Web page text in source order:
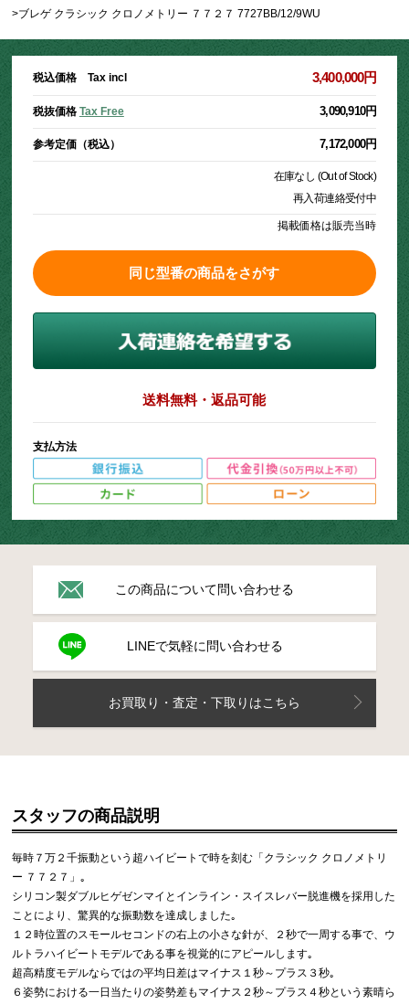
>ブレゲ クラシック クロノメトリー ７７２７ 7727BB/12/9WU
税込価格 Tax incl 3,400,000円
税抜価格 Tax Free 3,090,910円
参考定価（税込） 7,172,000円
在庫なし (Out of Stock)
再入荷連絡受付中
掲載価格は販売当時
同じ型番の商品をさがす
送料無料・返品可能
支払方法
この商品について問い合わせる
LINEで気軽に問い合わせる
お買取り・査定・下取りはこちら
スタッフの商品説明
毎時７万２千振動という超ハイビートで時を刻む「クラシック クロノメトリ
ー ７７２７」｡
シリコン製ダブルヒゲゼンマイとインライン・スイスレバー脱進機を採用した
ことにより、驚異的な振動数を達成しました｡
１２時位置のスモールセコンドの右上の小さな針が、２秒で一周する事で、ウ
ルトラハイビートモデルである事を視覚的にアピールします｡
超高精度モデルならではの平均日差はマイナス１秒～プラス３秒｡
６姿勢における一日当たりの姿勢差もマイナス２秒～プラス４秒という素晴ら